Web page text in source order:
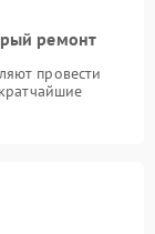
ремонт
провести